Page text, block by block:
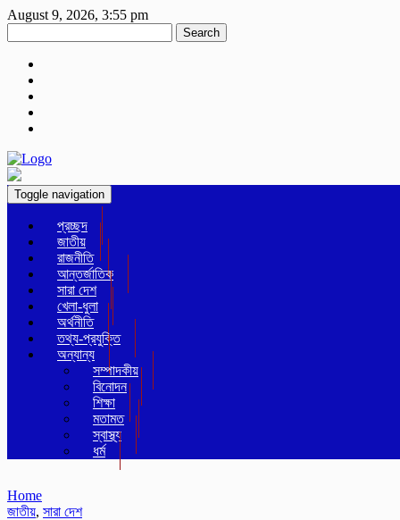
August 9, 2026, 3:55 pm
Search
Toggle navigation
প্রচ্ছদ
জাতীয়
রাজনীতি
আন্তর্জাতিক
সারা দেশ
খেলা-ধুলা
অর্থনীতি
তথ্য-প্রযুক্তি
অন্যান্য
সম্পাদকীয়
বিনোদন
শিক্ষা
মতামত
স্বাস্থ্য
ধর্ম
Home
জাতীয়, সারা দেশ